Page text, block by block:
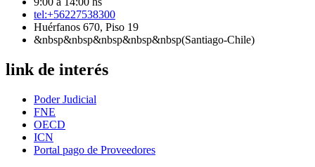
tel:+56227538300
Huérfanos 670, Piso 19
&nbsp&nbsp&nbsp&nbsp&nbsp(Santiago-Chile)
link de interés
Poder Judicial
FNE
OECD
ICN
Portal pago de Proveedores